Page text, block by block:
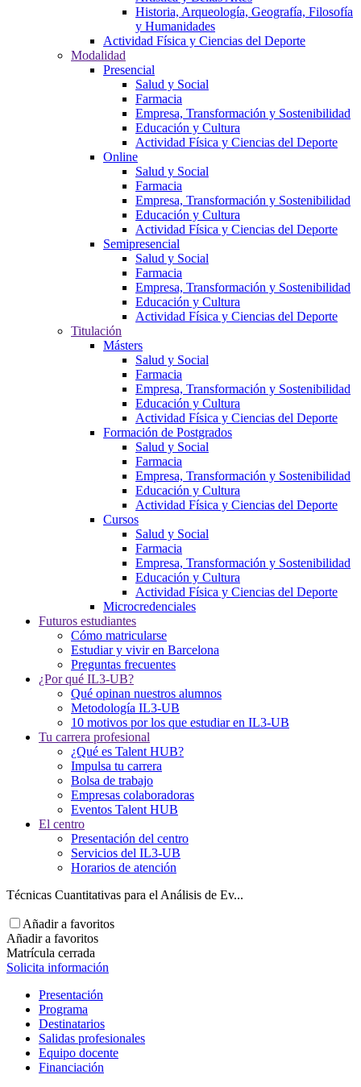
Historia, Arqueología, Geografía, Filosofía
y Humanidades
Actividad Física y Ciencias del Deporte
Modalidad
Presencial
Salud y Social
Farmacia
Empresa, Transformación y Sostenibilidad
Educación y Cultura
Actividad Física y Ciencias del Deporte
Online
Salud y Social
Farmacia
Empresa, Transformación y Sostenibilidad
Educación y Cultura
Actividad Física y Ciencias del Deporte
Semipresencial
Salud y Social
Farmacia
Empresa, Transformación y Sostenibilidad
Educación y Cultura
Actividad Física y Ciencias del Deporte
Titulación
Másters
Salud y Social
Farmacia
Empresa, Transformación y Sostenibilidad
Educación y Cultura
Actividad Física y Ciencias del Deporte
Formación de Postgrados
Salud y Social
Farmacia
Empresa, Transformación y Sostenibilidad
Educación y Cultura
Actividad Física y Ciencias del Deporte
Cursos
Salud y Social
Farmacia
Empresa, Transformación y Sostenibilidad
Educación y Cultura
Actividad Física y Ciencias del Deporte
Microcredenciales
Futuros estudiantes
Cómo matricularse
Estudiar y vivir en Barcelona
Preguntas frecuentes
¿Por qué IL3-UB?
Qué opinan nuestros alumnos
Metodología IL3-UB
10 motivos por los que estudiar en IL3-UB
Tu carrera profesional
¿Qué es Talent HUB?
Impulsa tu carrera
Bolsa de trabajo
Empresas colaboradoras
Eventos Talent HUB
El centro
Presentación del centro
Servicios del IL3-UB
Horarios de atención
Técnicas Cuantitativas para el Análisis de Ev...
Añadir a favoritos
Añadir a favoritos
Matrícula cerrada
Solicita información
Presentación
Programa
Destinatarios
Salidas profesionales
Equipo docente
Financiación